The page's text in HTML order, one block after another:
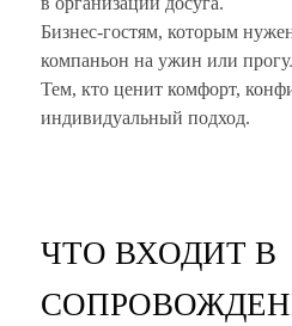
Бизнес-гостям, которым
компаньон на ужин или
Тем, кто ценит комфорт,
индивидуальный подход.
ЧТО ВХОДИТ В